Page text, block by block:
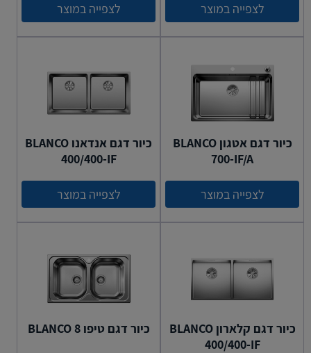
לצפייה במוצר לצפייה במוצר
כיור דגם אטגון BLANCO
700-IF/A
לצפייה במוצר
כיור דגם אנדאנו BLANCO
400/400-IF
לצפייה במוצר
כיור דגם קלארון BLANCO
400/400-IF
כיור דגם טיפו BLANCO 8